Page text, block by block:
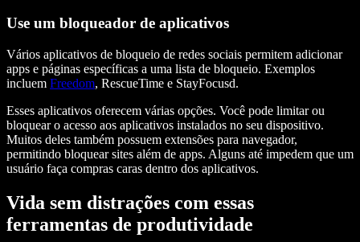
Use um bloqueador de aplicativos
Vários aplicativos de bloqueio de redes sociais permitem adicionar
apps e páginas específicas a uma lista de bloqueio. Exemplos
incluem Freedom, RescueTime e StayFocusd.
Esses aplicativos oferecem várias opções. Você pode limitar ou
bloquear o acesso aos aplicativos instalados no seu dispositivo.
Muitos deles também possuem extensões para navegador,
permitindo bloquear sites além de apps. Alguns até impedem que um
usuário faça compras caras dentro dos aplicativos.
Vida sem distrações com essas
ferramentas de produtividade